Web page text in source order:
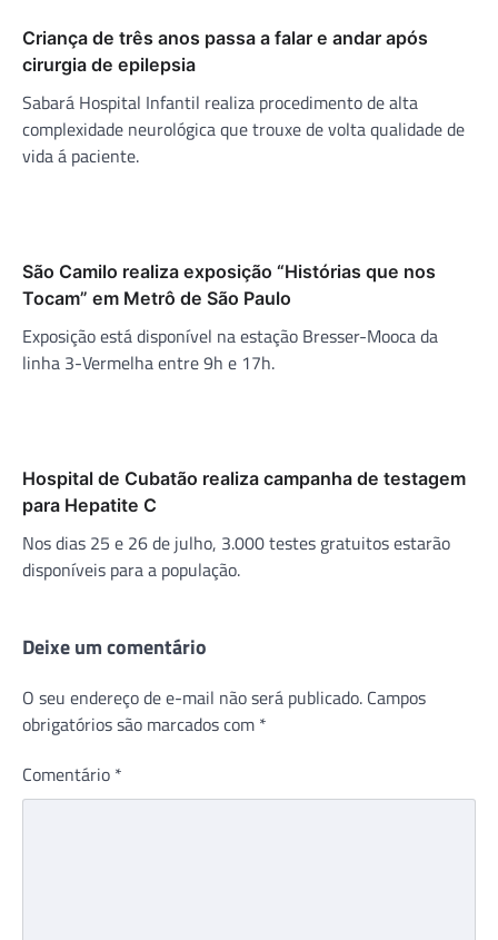
Criança de três anos passa a falar e andar após
cirurgia de epilepsia
Sabará Hospital Infantil realiza procedimento de alta
complexidade neurológica que trouxe de volta qualidade de
vida á paciente.
São Camilo realiza exposição “Histórias que nos
Tocam” em Metrô de São Paulo
Exposição está disponível na estação Bresser-Mooca da
linha 3-Vermelha entre 9h e 17h.
Hospital de Cubatão realiza campanha de testagem
para Hepatite C
Nos dias 25 e 26 de julho, 3.000 testes gratuitos estarão
disponíveis para a população.
Deixe um comentário
O seu endereço de e-mail não será publicado. Campos
obrigatórios são marcados com *
Comentário *